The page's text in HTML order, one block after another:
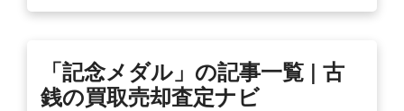
「記念メダル」の記事一覧 | 古
銭の買取売却査定ナビ